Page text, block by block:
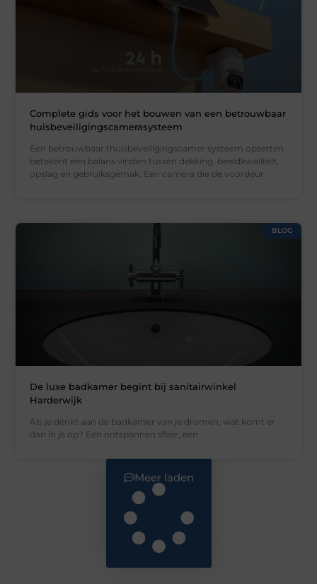
Complete gids voor het bouwen van een betrouwbaar
huisbeveiligingscamerasysteem
Een betrouwbaar thuisbeveiligingscamer systeem opzetten
betekent een balans vinden tussen dekking, beeldkwaliteit,
opslag en gebruiksgemak. Een camera die de voordeur
BLOG
De luxe badkamer begint bij sanitairwinkel
Harderwijk
Als je denkt aan de badkamer van je dromen, wat komt er
dan in je op? Een ontspannen sfeer, een
Meer laden